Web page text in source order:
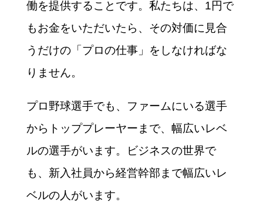
働を提供することです。私たちは、1円で
もお金をいただいたら、その対価に見合
うだけの「プロの仕事」をしなければな
りません。
プロ野球選手でも、ファームにいる選手
からトッププレーヤーまで、幅広いレベ
ルの選手がいます。ビジネスの世界で
も、新入社員から経営幹部まで幅広いレ
ベルの人がいます。